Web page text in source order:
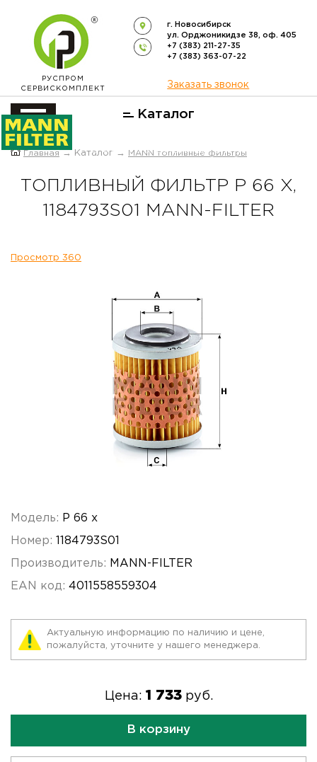
РУСПРОМ
СЕРВИСКОМПЛЕКТ
г. Новосибирск
ул. Орджоникидзе 38, оф. 405
+7 (383) 211-27-35
+7 (383) 363-07-22
Заказать звонок
Каталог
ОФИЦИАЛЬНЫЙ ДИСТРИБЬЮТОР
Главная → Каталог → MANN топливные фильтры
ТОПЛИВНЫЙ ФИЛЬТР P 66 X,
1184793S01 MANN-FILTER
Просмотр 360
Модель: P 66 x
Номер: 1184793S01
Производитель: MANN-FILTER
EAN код: 4011558559304
Актуальную информацию по наличию и цене,
пожалуйста, уточните у нашего менеджера.
Цена: 1 733руб.
В корзину